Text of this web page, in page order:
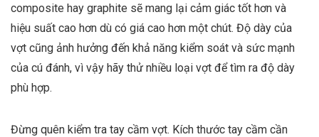
composite hay graphite sẽ mang lại cảm giác tốt hơn và
hiệu suất cao hơn dù có giá cao hơn một chút. Độ dày của
vợt cũng ảnh hưởng đến khả năng kiểm soát và sức mạnh
của cú đánh, vì vậy hãy thử nhiều loại vợt để tìm ra độ dày
phù hợp.
Đừng quên kiểm tra tay cầm vợt. Kích thước tay cầm cần